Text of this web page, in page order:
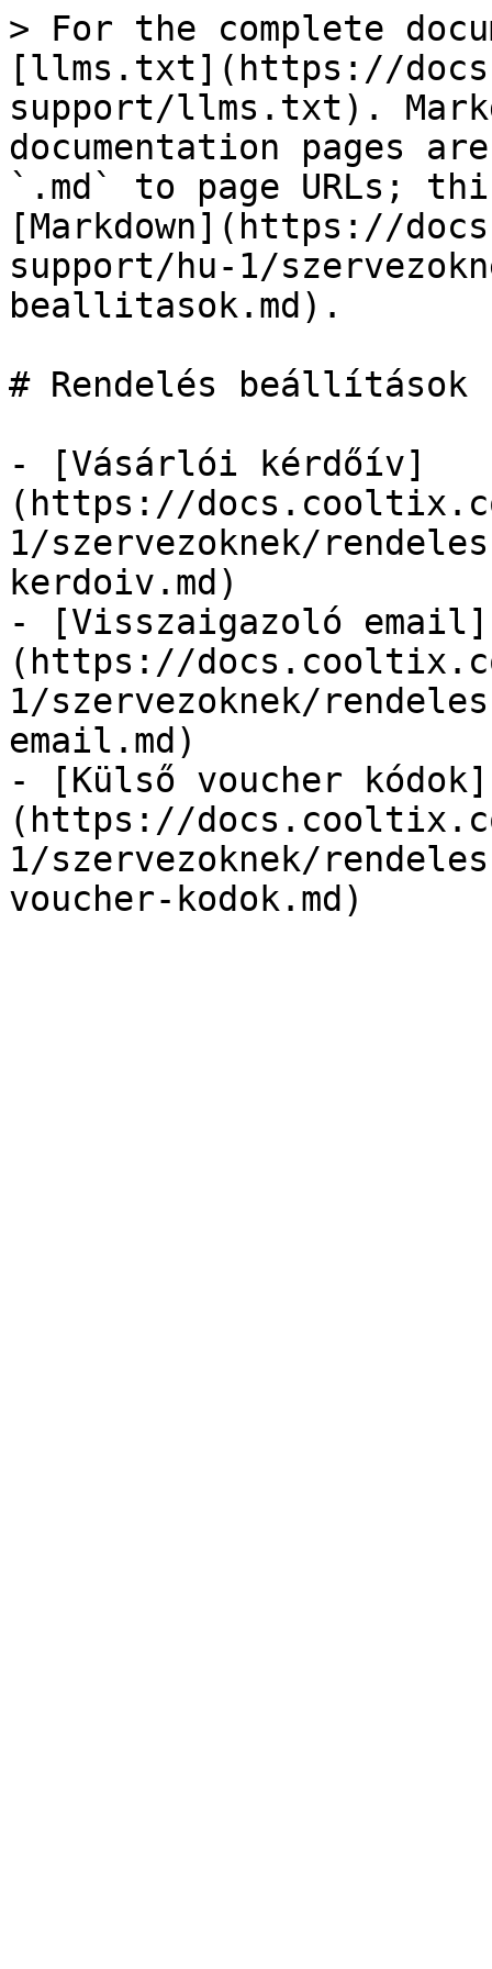
> For the complete
[llms.txt](https://
support/llms.txt).
documentation pages
`.md` to page URLs;
[Markdown](https://
support/hu-1/
beallitasok.md).
# Rendelés beállítások
- [Vásárlói kérdőív]
(https://
1/szervezoknek/
kerdoiv.md)
- [Visszaigazoló email]
(https://
1/szervezoknek/
email.md)
- [Külső voucher kódok]
(https://
1/szervezoknek/